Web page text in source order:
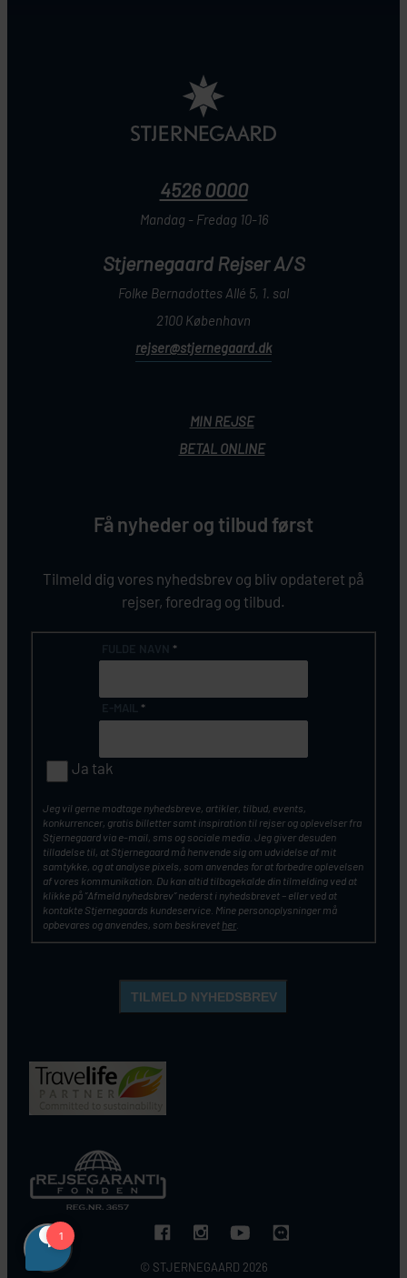
© STJERNEGAARD 2026
4526 0000
Mandag - Fredag 10-16
Stjernegaard Rejser A/S
Folke Bernadottes Allé 5, 1. sal
2100 København
rejser@stjernegaard.dk
MIN REJSE
BETAL ONLINE
Få nyheder og tilbud først
Tilmeld dig vores nyhedsbrev og bliv opdateret på
rejser, foredrag og tilbud.
*
*
Ja tak
Jeg vil gerne modtage nyhedsbreve, artikler, tilbud, events,
konkurrencer, gratis billetter samt inspiration til rejser og oplevelser fra
Stjernegaard via e-mail, sms og sociale media. Jeg giver desuden
tilladelse til, at Stjernegaard må henvende sig om udvidelse af mit
samtykke, og at analyse pixels, som anvendes for at forbedre oplevelsen
af vores kommunikation. Du kan altid tilbagekalde din tilmelding ved at
klikke på ”Afmeld nyhedsbrev” nederst i nyhedsbrevet – eller ved at
kontakte Stjernegaards kundeservice. Mine personoplysninger må
opbevares og anvendes, som beskrevet her